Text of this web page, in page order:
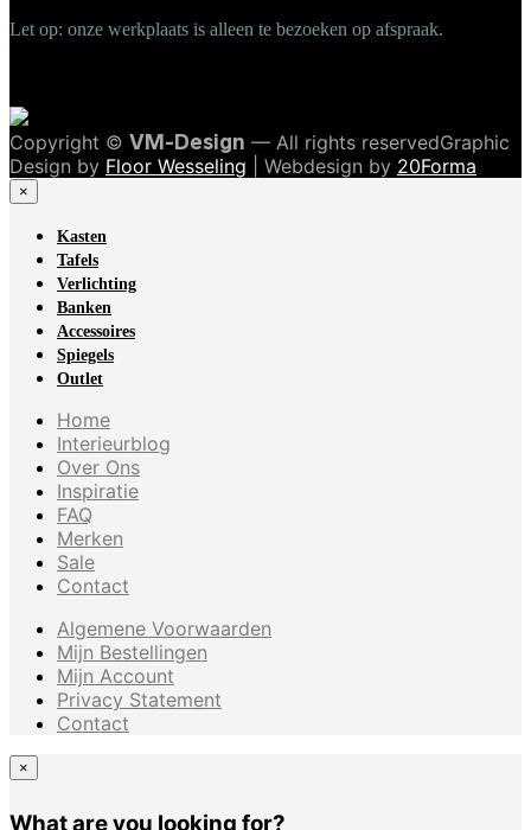
Let op: onze werkplaats is alleen te bezoeken op afspraak.
Copyright © VM-Design — All rights reservedGraphic
Design by Floor Wesseling | Webdesign by 20Forma
×
Kasten
Tafels
Verlichting
Banken
Accessoires
Spiegels
Outlet
Home
Interieurblog
Over Ons
Inspiratie
FAQ
Merken
Sale
Contact
Algemene Voorwaarden
Mijn Bestellingen
Mijn Account
Privacy Statement
Contact
×
What are you looking for?